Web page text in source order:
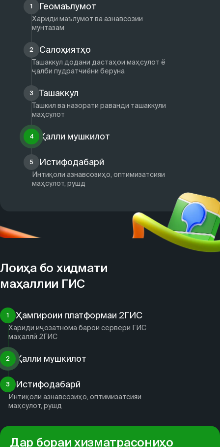
1 Геомаълумот
Хариди маълумот ва азнавсозии
мунтазам
2 Салоҳиятҳо
Ташаккул додани дастаҳои маҳсулот ё
ҷалби пудратчиёни беруна
3 Ташаккул
Ташкил ва назорати раванди ташаккули
маҳсулот
4 Ҳалли мушкилот
5 Истифодабарӣ
Интиқоли азнавсозиҳо, оптимизатсияи
маҳсулот, рушд
Лоиҳа бо хидмати
маҳаллии ГИС
1 Ҳамгироии платформаи 2ГИС
Хариди иҷозатнома барои сервери ГИС
маҳаллӣ 2ГИС
2 Ҳалли мушкилот
3 Истифодабарӣ
Интиқоли азнавсозиҳо, оптимизатсияи
маҳсулот, рушд
Дар бораи хизматрасониҳо